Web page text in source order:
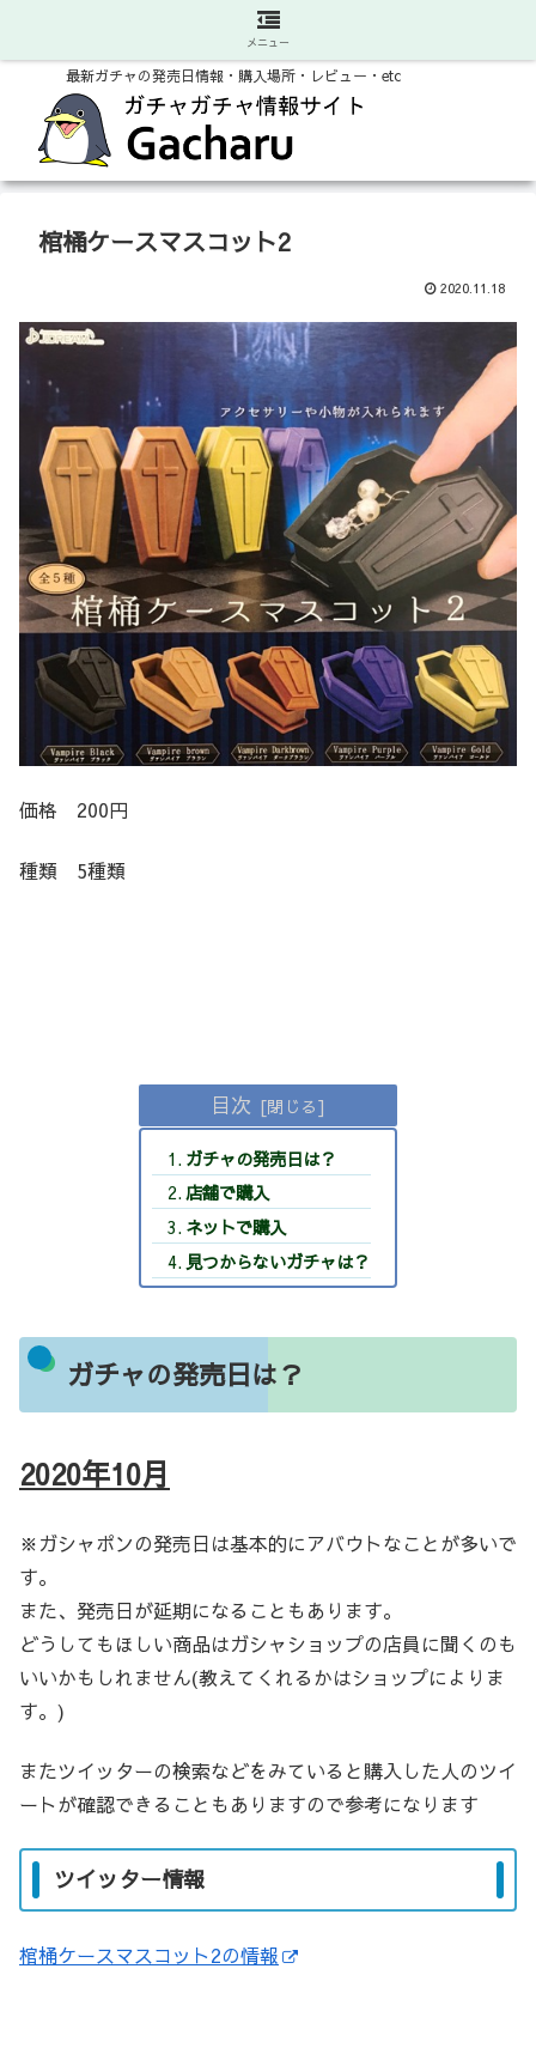
最新ガチャの発売日情報・購入場所・レビュー・etc
棺桶ケースマスコット2
2020.11.18
価格 200円
種類 5種類
目次
ガチャの発売日は？
店舗で購入
ネットで購入
見つからないガチャは？
ガチャの発売日は？
2020年10月
※ガシャポンの発売日は基本的にアバウトなことが多いで
す。
また、発売日が延期になることもあります。
どうしてもほしい商品はガシャショップの店員に聞くのも
いいかもしれません(教えてくれるかはショップによりま
す。)
またツイッターの検索などをみていると購入した人のツイ
ートが確認できることもありますので参考になります
ツイッター情報
棺桶ケースマスコット2の情報
メニュー